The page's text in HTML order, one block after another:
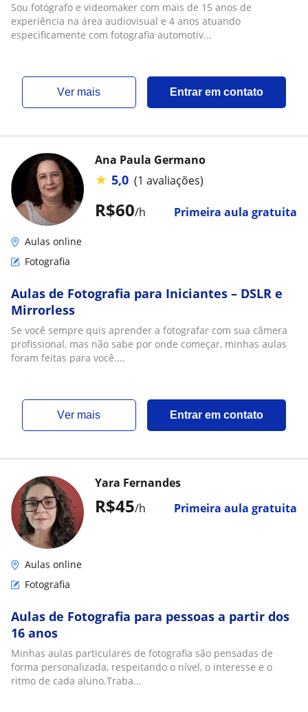
Sou fotógrafo e videomaker com mais de 15 anos de
experiência na área audiovisual e 4 anos atuando
especificamente com fotografia automotiv...
ver mais Entrar em contato
R$60/h Primeira aula gratuita
Ana Paula Germano
★ 5,0 (1 avaliações)
Aulas online
Fotografia
Aulas de Fotografia para Iniciantes – DSLR e
Mirrorless
Se você sempre quis aprender a fotografar com sua câmera
profissional, mas não sabe por onde começar, minhas aulas
foram feitas para você....
ver mais Entrar em contato
R$45/h Primeira aula gratuita
Yara Fernandes
Aulas online
Fotografia
Aulas de Fotografia para pessoas a partir dos
16 anos
Minhas aulas particulares de fotografia são pensadas de
forma personalizada, respeitando o nível, o interesse e o
ritmo de cada aluno.Traba...